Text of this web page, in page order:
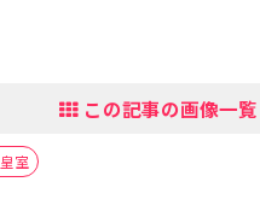
この記事の画像一覧
皇室